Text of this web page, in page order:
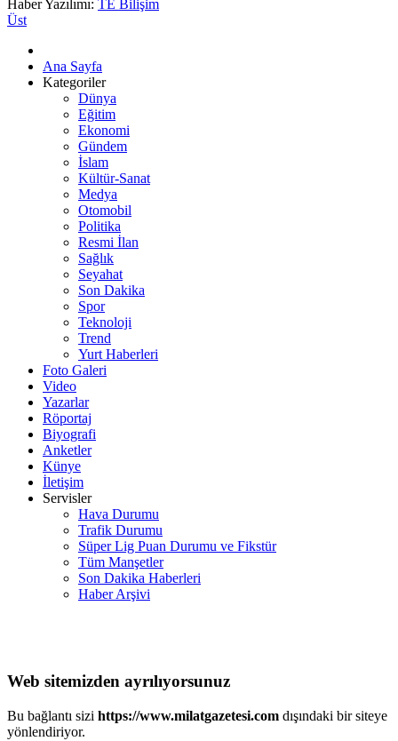
Haber Yazılımı: TE Bilişim
Üst
Ana Sayfa
Kategoriler
Dünya
Eğitim
Ekonomi
Gündem
İslam
Kültür-Sanat
Medya
Otomobil
Politika
Resmi İlan
Sağlık
Seyahat
Son Dakika
Spor
Teknoloji
Trend
Yurt Haberleri
Foto Galeri
Video
Yazarlar
Röportaj
Biyografi
Anketler
Künye
İletişim
Servisler
Hava Durumu
Trafik Durumu
Süper Lig Puan Durumu ve Fikstür
Tüm Manşetler
Son Dakika Haberleri
Haber Arşivi
Web sitemizden ayrılıyorsunuz
Bu bağlantı sizi https://www.milatgazetesi.com dışındaki bir siteye
yönlendiriyor.